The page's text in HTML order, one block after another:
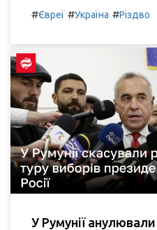
#Євреї #Україна #Різдво
У Румунії